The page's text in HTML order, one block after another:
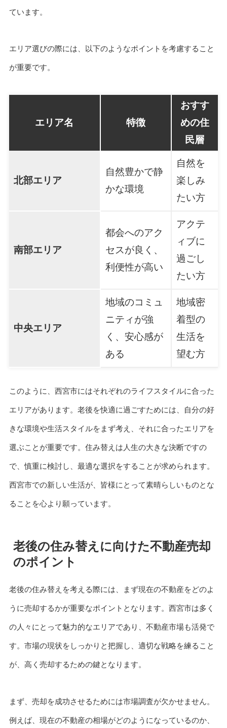
ています。
エリア選びの際には、以下のようなポイントを考慮すること
が重要です。
エリア名 特徴
おすす
めの住
民層
北部エリア
自然豊かで静
かな環境
自然を
楽しみ
たい方
南部エリア
都会へのアク
セスが良く、
利便性が高い
アクテ
ィブに
過ごし
たい方
中央エリア
地域のコミュ
ニティが強
く、安心感が
ある
地域密
着型の
生活を
望む方
このように、西宮市にはそれぞれのライフスタイルに合った
エリアがあります。老後を快適に過ごすためには、自分の好
きな環境や生活スタイルをまず考え、それに合ったエリアを
選ぶことが重要です。住み替えは人生の大きな決断ですの
で、慎重に検討し、最適な選択をすることが求められます。
西宮市での新しい生活が、皆様にとって素晴らしいものとな
ることを心より願っています。
老後の住み替えに向けた不動産売却
のポイント
老後の住み替えを考える際には、まず現在の不動産をどのよ
うに売却するかが重要なポイントとなります。西宮市は多く
の人々にとって魅力的なエリアであり、不動産市場も活発で
す。市場の現状をしっかりと把握し、適切な戦略を練ること
が、高く売却するための鍵となります。
まず、売却を成功させるためには市場調査が欠かせません。
例えば、現在の不動産の相場がどのようになっているのか、